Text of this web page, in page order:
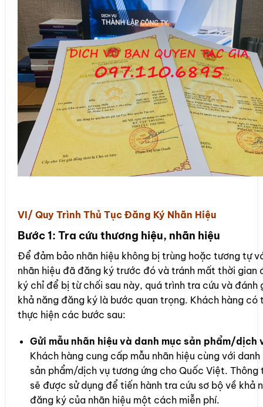
VI/ Quy Trình Thủ Tục Đăng Ký Nhãn Hiệu
Bước 1: Tra cứu thương hiệu, nhãn hiệu
Để đảm bảo nhãn hiệu không bị trùng hoặc tương tự
nhãn hiệu đã đăng ký trước đó và tránh mất thời gian
ký chỉ để bị từ chối sau này, quá trình tra cứu và đánh
khả năng đăng ký là bước quan trọng. Khách hàng có
thực hiện các bước sau:
Gửi mẫu nhãn hiệu và danh mục sản phẩm/dịch
Khách hàng cung cấp mẫu nhãn hiệu cùng với danh
sản phẩm/dịch vụ tương ứng cho Quốc Việt. Thông
sẽ được sử dụng để tiến hành tra cứu sơ bộ về khả
đăng ký của nhãn hiệu một cách miễn phí.